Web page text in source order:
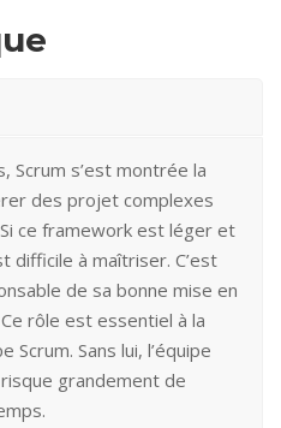
Scrum s’est montrée la
des projet complexes
ce framework est léger et
difficile à maîtriser. C’est
de sa bonne mise en
rôle est essentiel à la
Scrum. Sans lui, l’équipe
grandement de